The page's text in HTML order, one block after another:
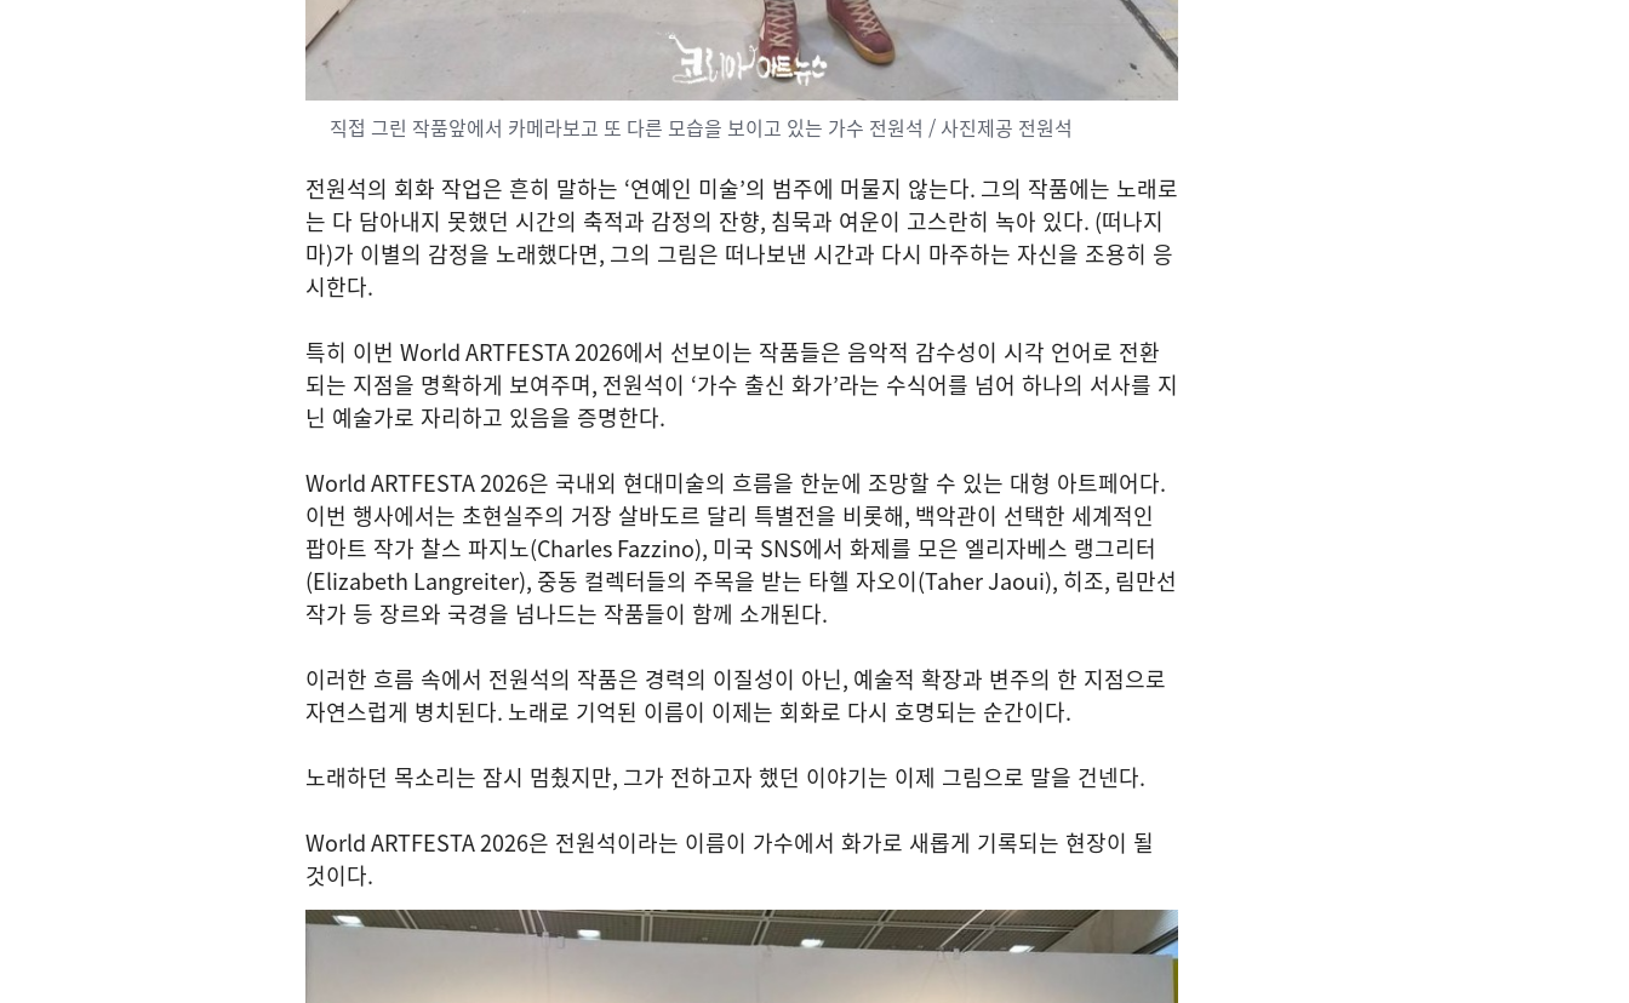
직접 그린 작품앞에서 카메라보고 또 다른 모습을 보이고 있는 가수 전원석 / 사진제공 전원석
전원석의 회화 작업은 흔히 말하는 ‘연예인 미술’의 범주에 머물지 않는다. 그의 작품에는 노래로
는 다 담아내지 못했던 시간의 축적과 감정의 잔향, 침묵과 여운이 고스란히 녹아 있다. (떠나지
마)가 이별의 감정을 노래했다면, 그의 그림은 떠나보낸 시간과 다시 마주하는 자신을 조용히 응
시한다.
특히 이번 World ARTFESTA 2026에서 선보이는 작품들은 음악적 감수성이 시각 언어로 전환
되는 지점을 명확하게 보여주며, 전원석이 ‘가수 출신 화가’라는 수식어를 넘어 하나의 서사를 지
닌 예술가로 자리하고 있음을 증명한다.
World ARTFESTA 2026은 국내외 현대미술의 흐름을 한눈에 조망할 수 있는 대형 아트페어다.
이번 행사에서는 초현실주의 거장 살바도르 달리 특별전을 비롯해, 백악관이 선택한 세계적인
팝아트 작가 찰스 파지노(Charles Fazzino), 미국 SNS에서 화제를 모은 엘리자베스 랭그리터
(Elizabeth Langreiter), 중동 컬렉터들의 주목을 받는 타헬 자오이(Taher Jaoui), 히조, 림만선
작가 등 장르와 국경을 넘나드는 작품들이 함께 소개된다.
이러한 흐름 속에서 전원석의 작품은 경력의 이질성이 아닌, 예술적 확장과 변주의 한 지점으로
자연스럽게 병치된다. 노래로 기억된 이름이 이제는 회화로 다시 호명되는 순간이다.
노래하던 목소리는 잠시 멈췄지만, 그가 전하고자 했던 이야기는 이제 그림으로 말을 건넨다.
World ARTFESTA 2026은 전원석이라는 이름이 가수에서 화가로 새롭게 기록되는 현장이 될
것이다.